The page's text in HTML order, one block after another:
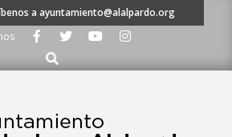
a ayuntamiento@alalpardo.org
Buscar